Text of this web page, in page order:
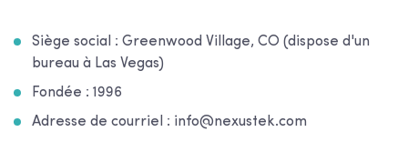
Siège social : Greenwood Village, CO (dispose d'un
bureau à Las Vegas)
Fondée : 1996
Adresse de courriel : info@nexustek.com